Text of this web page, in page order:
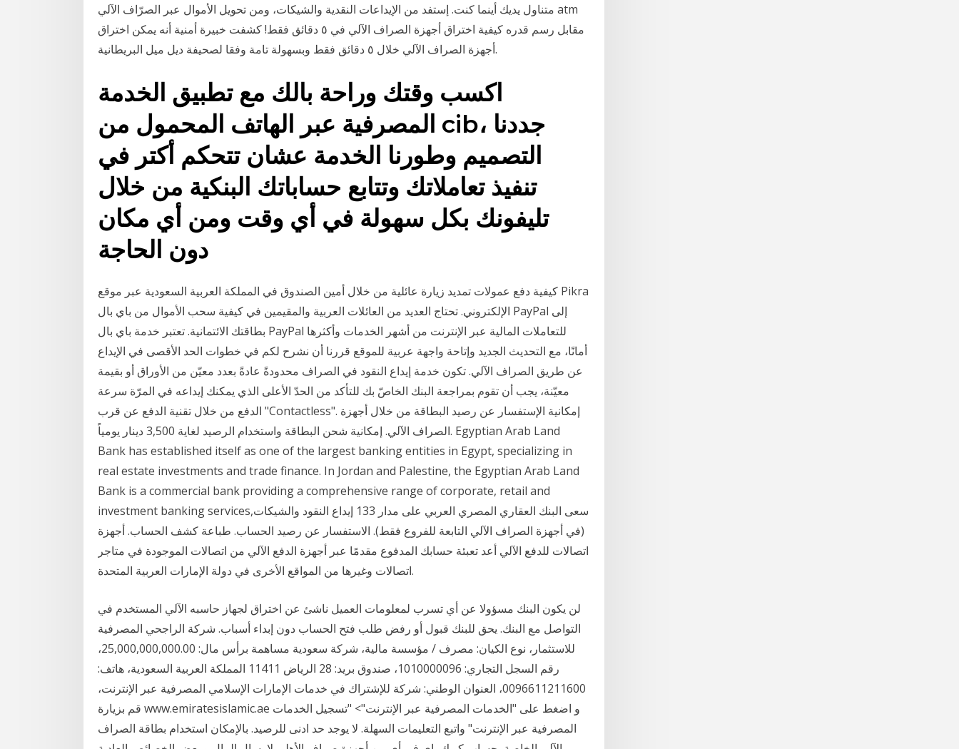
متناول يديك أينما كنت. إستفد من الإيداعات النقدية والشيكات، ومن تحويل الأموال عبر الصرّاف الآلي atm
مقابل رسم قدره كيفية اختراق أجهزة الصراف الآلي في ٥ دقائق فقط! كشفت خبيرة أمنية أنه يمكن اختراق
أجهزة الصراف الآلي خلال ٥ دقائق فقط وبسهولة تامة وفقا لصحيفة ديل ميل البريطانية.
اكسب وقتك وراحة بالك مع تطبيق الخدمة
المصرفية عبر الهاتف المحمول من cib، جددنا
التصميم وطورنا الخدمة عشان تتحكم أكتر في
تنفيذ تعاملاتك وتتابع حساباتك البنكية من خلال
تليفونك بكل سهولة في أي وقت ومن أي مكان
دون الحاجة
كيفية دفع عمولات تمديد زيارة عائلية من خلال أمين الصندوق في المملكة العربية السعودية عبر موقع Pikra
الإلكتروني. تحتاج العديد من العائلات العربية والمقيمين في كيفية سحب الأموال من باي بال PayPal إلى
بطاقتك الائتمانية. تعتبر خدمة باي بال PayPal للتعاملات المالية عبر الإنترنت من أشهر الخدمات وأكثرها
أمانًا، مع التحديث الجديد وإتاحة واجهة عربية للموقع قررنا أن نشرح لكم في خطوات الحد الأقصى في الإيداع
عن طريق الصراف الآلي. تكون خدمة إيداع النقود في الصراف محدودةً عادةً بعدد معيّن من الأوراق أو بقيمة
معيّنة، يجب أن تقوم بمراجعة البنك الخاصّ بك للتأكد من الحدّ الأعلى الذي يمكنك إيداعه في المرّة سرعة
الدفع من خلال تقنية الدفع عن قرب "Contactless". إمكانية الإستفسار عن رصيد البطاقة من خلال أجهزة
الصراف الآلي. إمكانية شحن البطاقة واستخدام الرصيد لغاية 3,500 دينار يومياً. Egyptian Arab Land
Bank has established itself as one of the largest banking entities in Egypt, specializing in
real estate investments and trade finance. In Jordan and Palestine, the Egyptian Arab Land
Bank is a commercial bank providing a comprehensive range of corporate, retail and
investment banking services,سعى البنك العقاري المصري العربي على مدار 133 إيداع النقود والشيكات
(في أجهزة الصراف الآلي التابعة للفروع فقط). الاستفسار عن رصيد الحساب. طباعة كشف الحساب. أجهزة
اتصالات للدفع الآلي أعد تعبئة حسابك المدفوع مقدمًا عبر أجهزة الدفع الآلي من اتصالات الموجودة في متاجر
اتصالات وغيرها من المواقع الأخرى في دولة الإمارات العربية المتحدة.
لن يكون البنك مسؤولا عن أي تسرب لمعلومات العميل ناشئ عن اختراق لجهاز حاسبه الآلي المستخدم في
التواصل مع البنك. يحق للبنك قبول أو رفض طلب فتح الحساب دون إبداء أسباب. شركة الراجحي المصرفية
للاستثمار، نوع الكيان: مصرف / مؤسسة مالية، شركة سعودية مساهمة برأس مال: 25,000,000,000.00،
رقم السجل التجاري: 1010000096، صندوق بريد: 28 الرياض 11411 المملكة العربية السعودية، هاتف:
0096611211600، العنوان الوطني: شركة للإشتراك في خدمات الإمارات الإسلامي المصرفية عبر الإنترنت،
قم بزيارة www.emiratesislamic.ae و اضغط على "الخدمات المصرفية عبر الإنترنت"> "تسجيل الخدمات
المصرفية عبر الإنترنت" واتبع التعليمات السهلة. لا يوجد حد ادنى للرصيد. بالإمكان استخدام بطاقة الصراف